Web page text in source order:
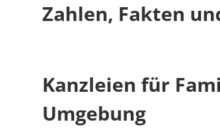
Zahlen, Fakten
Kanzleien für
Umgebung